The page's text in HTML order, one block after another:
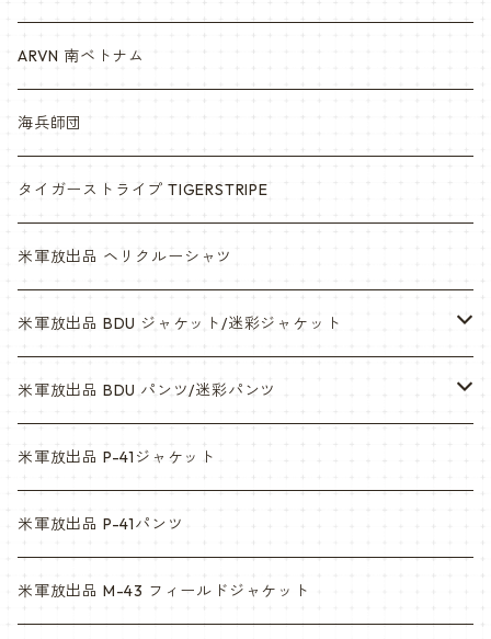
ARVN 南ベトナム
海兵師団
タイガーストライプ TIGERSTRIPE
米軍放出品 ヘリクルーシャツ
米軍放出品 BDU ジャケット/迷彩ジャケット
ウッドランド
ACU
マルチカム
3c
米軍放出品 BDU パンツ/迷彩パンツ
ウッドランド
ACU
マルチカム
米軍放出品 P-41ジャケット
米軍放出品 P-41パンツ
米軍放出品 M-43 フィールドジャケット